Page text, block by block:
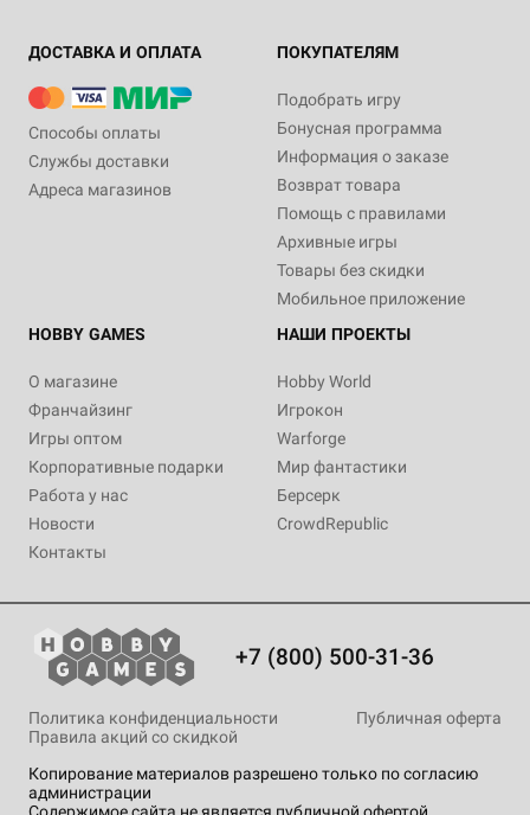
ДОСТАВКА И ОПЛАТА
Способы оплаты
Службы доставки
Адреса магазинов
ПОКУПАТЕЛЯМ
Подобрать игру
Бонусная программа
Информация о заказе
Возврат товара
Помощь с правилами
Архивные игры
Товары без скидки
Мобильное приложение
HOBBY GAMES
О магазине
Франчайзинг
Игры оптом
Корпоративные подарки
Работа у нас
Новости
Контакты
НАШИ ПРОЕКТЫ
Hobby World
Игрокон
Warforge
Мир фантастики
Берсерк
CrowdRepublic
+7 (800) 500-31-36
Копирование материалов разрешено только по согласию
администрации
Политика конфиденциальности
Публичная оферта
Правила акций со скидкой